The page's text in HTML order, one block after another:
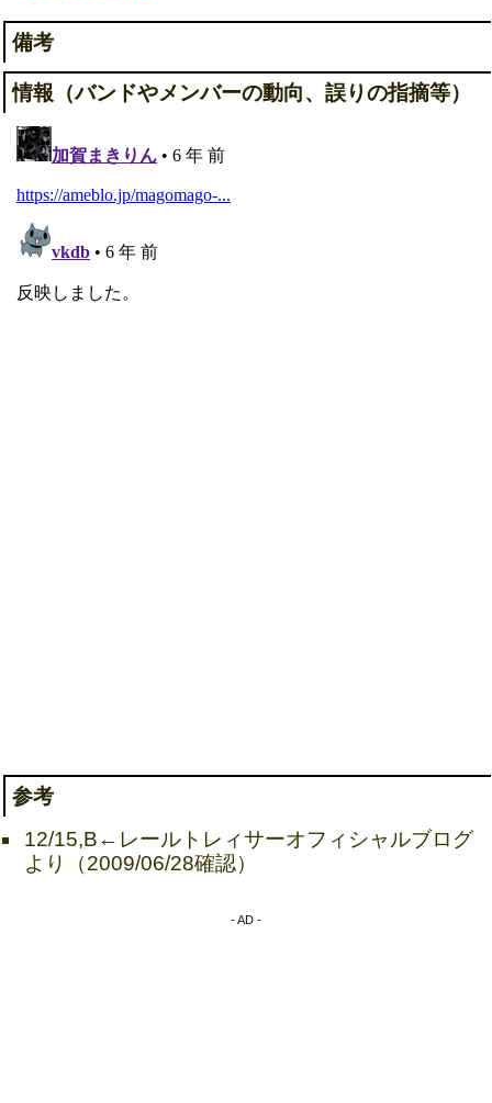
備考
情報（バンドやメンバーの動向、誤りの指摘等）
参考
12/15,B←レールトレィサーオフィシャルブログ
より（2009/06/28確認）
- AD -